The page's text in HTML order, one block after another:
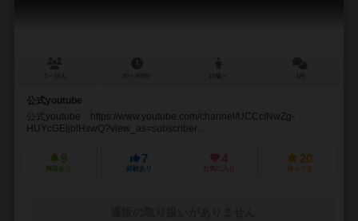
公式youtube
公式youtube https://www.youtube.com/channel/UCCcINwZg-
HUYcGEljblHswQ?view_as=subscriber ...
9
興味あり
7
経験あり
4
お気に入り
20
持ってる